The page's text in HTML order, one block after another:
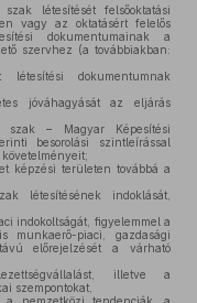
létesítését felsőoktatási
vagy az oktatásért felelős
dokumentumainak a
szervhez (a továbbiakban:
dokumentumnak
jóváhagyását az eljárás
szak – Magyar Képesítési
besorolási szintleírással
képzési területen továbbá a
létesítésének indoklását,
indokoltságát, figyelemmel a
munkaerő-piaci, gazdasági
előrejelzését a várható
illetve a
szempontokat,